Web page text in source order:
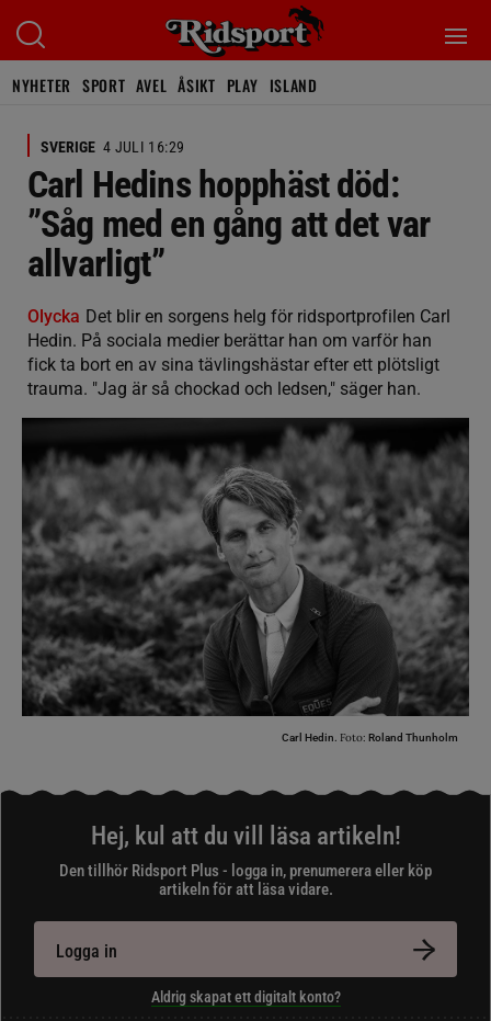
NYHETER SPORT AVEL ÅSIKT PLAY ISLAND
SVERIGE 4 JULI 16:29
Carl Hedins hopphäst död:
”Såg med en gång att det var
allvarligt”
Olycka Det blir en sorgens helg för ridsportprofilen Carl
Hedin. På sociala medier berättar han om varför han
fick ta bort en av sina tävlingshästar efter ett plötsligt
trauma. "Jag är så chockad och ledsen," säger han.
Carl Hedin. Foto: Roland Thunholm
Hej, kul att du vill läsa artikeln!
Den tillhör Ridsport Plus - logga in, prenumerera eller köp
artikeln för att läsa vidare.
Logga in
Aldrig skapat ett digitalt konto?